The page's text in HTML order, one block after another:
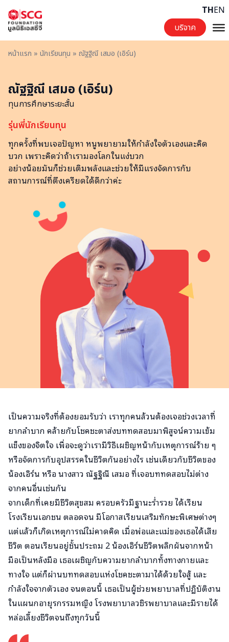
บริจาค
THEN
หน้าแรก » นักเรียนทุน » ณัฐฐิณี เสมอ (เอิร์น)
ณัฐฐิณี เสมอ (เอิร์น)
ทุนการศึกษาระยะสั้น
รุ่นพี่นักเรียนทุน
ทุกครั้งที่พบเจอปัญหา หนูพยายามให้กำลังใจตัวเองและคิด
บวก เพราะคิดว่าถ้าเรามองโลกในแง่บวก
อย่างน้อยมันก็ช่วยเติมพลังและช่วยให้มีแรงจัดการกับ
สถานการณ์ที่ตึงเครียดได้ดีกว่าค่ะ
เป็นความจริงที่ต้องยอมรับว่า เราทุกคนล้วนต้องเจอช่วงเวลาที่
ยากลำบาก คล้ายกับโชคชะตาส่งบททดสอบมาพิสูจน์ความเข้ม
แข็งของจิตใจ เพื่อจะดูว่าเรามีวิธีเผชิญหน้ากับเหตุการณ์ร้าย ๆ
หรือจัดการกับอุปสรรคในชีวิตกันอย่างไร เช่นเดียวกับชีวิตของ
น้องเอิร์น หรือ นางสาว ณัฐฐิณี เสมอ ที่เจอบททดสอบไม่ต่าง
จากคนอื่นเช่นกัน
จากเด็กที่เคยมีชีวิตสุขสม ครอบครัวมีฐานะร่ำรวย ได้เรียน
โรงเรียนเอกชน ตลอดจน มีโอกาสเรียนเสริมทักษะพิเศษต่างๆ
แต่แล้วก็เกิดเหตุการณ์ไม่คาดคิด เมื่อพ่อและแม่ของเธอได้เสีย
ชีวิต ตอนเรียนอยู่ชั้นประถม 2 น้องเอิร์นชีวิตพลิกผันจากหน้า
มือเป็นหลังมือ เธอเผชิญกับความยากลำบากทั้งทางกายและ
ทางใจ แต่ก็ผ่านบททดสอบแห่งโชคชะตามาได้ด้วยใจสู้ และ
กำลังใจจากตัวเอง จนตอนนี้ เธอเป็นผู้ช่วยพยาบาลที่ปฏิบัติงาน
ในแผนกอายุรกรรมหญิง โรงพยาบาลวชิรพยาบาลและมีรายได้
หล่อเลี้ยงชีวิตจนถึงทุกวันนี้